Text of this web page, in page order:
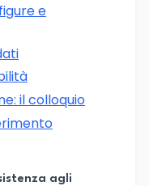
e
il colloquio
agli